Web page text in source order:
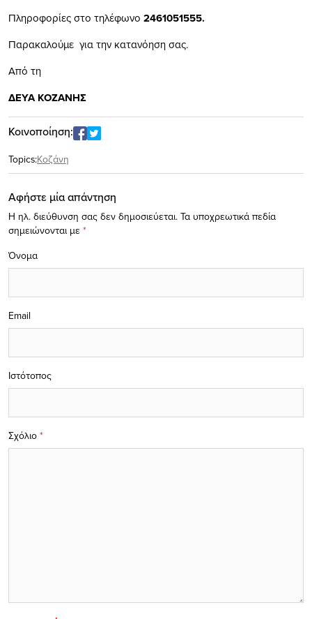
Πληροφορίες στο τηλέφωνο 2461051555.
Παρακαλούμε για την κατανόηση σας.
Από τη
ΔΕΥΑ ΚΟΖΑΝΗΣ
Κοινοποίηση:
Topics:Κοζάνη
Αφήστε μία απάντηση
Η ηλ. διεύθυνση σας δεν δημοσιεύεται. Τα υποχρεωτικά πεδία
σημειώνονται με *
Σχόλιο *
Όνομα
Email
Ιστότοπος